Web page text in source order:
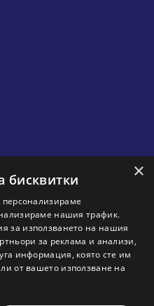
×
бисквитки
персонализираме
нашия трафик.
за използването на нашия
за реклама и анализи,
информация, която сте им
от вашето използване на